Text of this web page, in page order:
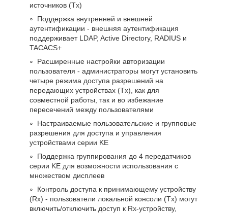
источников (Tx)
Поддержка внутренней и внешней
аутентификации - внешняя аутентификация
поддерживает LDAP, Active Directory, RADIUS и
TACACS+
Расширенные настройки авторизации
пользователя - администраторы могут установить
четыре режима доступа разрешений на
передающих устройствах (Tx), как для
совместной работы, так и во избежание
пересечений между пользователями
Настраиваемые пользовательские и групповые
разрешения для доступа и управления
устройствами серии KE
Поддержка группирования до 4 передатчиков
серии KE для возможности использования с
множеством дисплеев
Контроль доступа к принимающему устройству
(Rx) - пользователи локальной консоли (Tx) могут
включить/отключить доступ к Rx-устройству,